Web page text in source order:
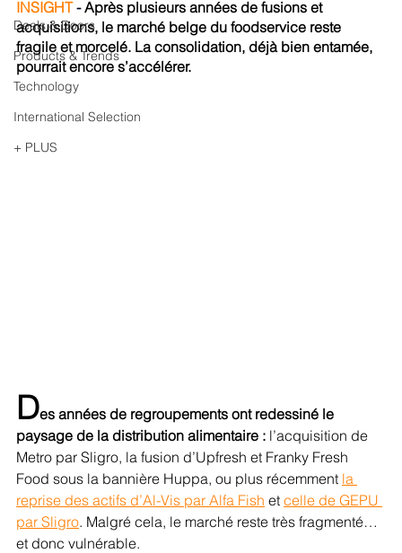
Deals & Doors
Products & Trends
Technology
International Selection
+ PLUS
INSIGHT - Après plusieurs années de fusions et
acquisitions, le marché belge du foodservice reste
fragile et morcelé. La consolidation, déjà bien entamée,
pourrait encore s’accélérer.
Des années de regroupements ont redessiné le
paysage de la distribution alimentaire : l’acquisition de
Metro par Sligro, la fusion d’Upfresh et Franky Fresh
Food sous la bannière Huppa, ou plus récemment la
reprise des actifs d’Al-Vis par Alfa Fish et celle de GEPU
par Sligro. Malgré cela, le marché reste très fragmenté…
et donc vulnérable.